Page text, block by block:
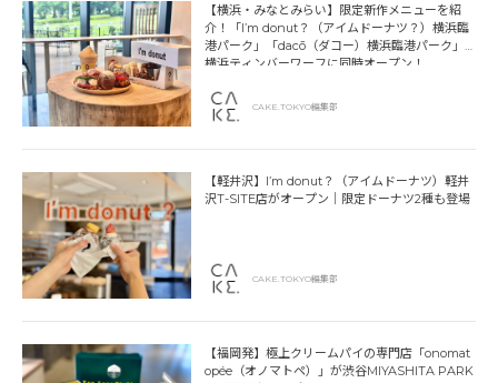
【横浜・みなとみらい】限定新作メニューを紹
介！「I’m donut？（アイムドーナツ？）横浜臨
港パーク」「dacō（ダコー）横浜臨港パーク」
横浜ティンバーワーフに同時オープン！
CAKE.TOKYO編集部
【軽井沢】I’m donut？（アイムドーナツ）軽井
沢T-SITE店がオープン｜限定ドーナツ2種も登場
CAKE.TOKYO編集部
【福岡発】極上クリームパイの専門店「onomat
opée（オノマトペ）」が渋谷MIYASHITA PARK